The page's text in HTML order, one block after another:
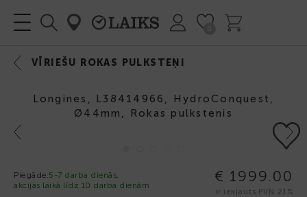
VĪRIEŠU ROKAS PULKSTEŅI
Longines, L38414966, HydroConquest,
Ø44mm, Rokas pulkstenis
Previous Next
Piegāde:5-7 darba dienās,
akcijas laikā līdz 10 darba dienām
€ 1999.00
ir iekļauts PVN 21%